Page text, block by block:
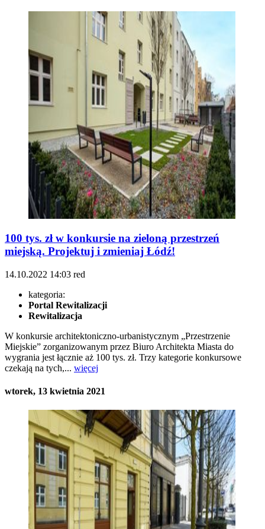
100 tys. zł w konkursie na zieloną przestrzeń
miejską. Projektuj i zmieniaj Łódź!
14.10.2022 14:03 red
kategoria:
Portal Rewitalizacji
Rewitalizacja
W konkursie architektoniczno-urbanistycznym „Przestrzenie
Miejskie” zorganizowanym przez Biuro Architekta Miasta do
wygrania jest łącznie aż 100 tys. zł. Trzy kategorie konkursowe
czekają na tych,... więcej
wtorek, 13 kwietnia 2021